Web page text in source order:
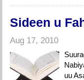
Sideen u
Aug 17, 2010
uu